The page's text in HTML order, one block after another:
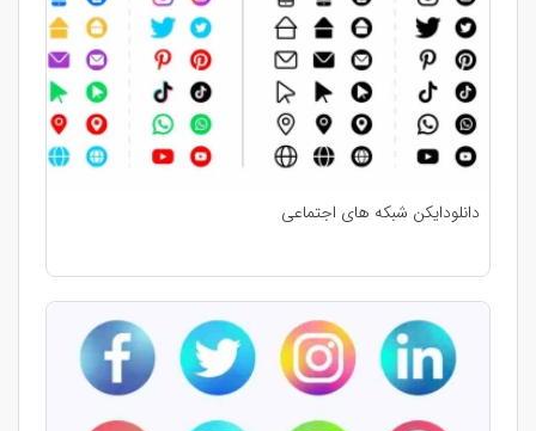
دانلودایکن شبکه های اجتماعی